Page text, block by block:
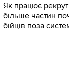
Як працює
більше частин
бійців поза